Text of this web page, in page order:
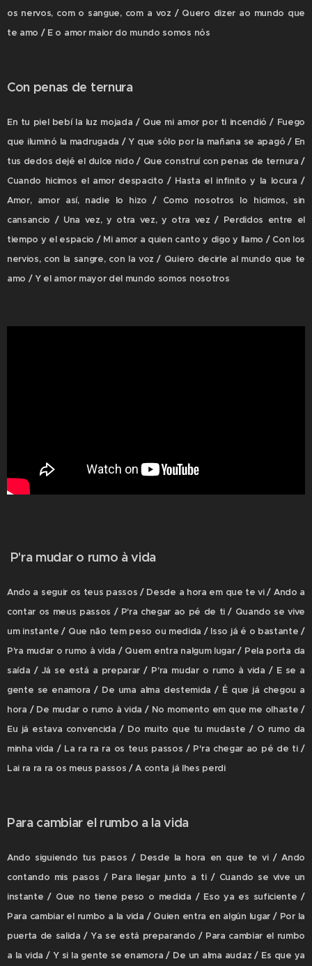
os nervos, com o sangue, com a voz / Quero dizer ao mundo que
te amo / E o amor maior do mundo somos nós
Con penas de ternura
En tu piel bebí la luz mojada / Que mi amor por ti incendió / Fuego
que iluminó la madrugada / Y que sólo por la mañana se apagó / En
tus dedos dejé el dulce nido / Que construí con penas de ternura /
Cuando hicimos el amor despacito / Hasta el infinito y la locura /
Amor, amor así, nadie lo hizo / Como nosotros lo hicimos, sin
cansancio / Una vez, y otra vez, y otra vez / Perdidos entre el
tiempo y el espacio / Mi amor a quien canto y digo y llamo / Con los
nervios, con la sangre, con la voz / Quiero decirle al mundo que te
amo / Y el amor mayor del mundo somos nosotros
P'ra mudar o rumo à vida
Ando a seguir os teus passos / Desde a hora em que te vi / Ando a
contar os meus passos / P'ra chegar ao pé de ti / Quando se vive
um instante / Que não tem peso ou medida / Isso já é o bastante /
P'ra mudar o rumo à vida / Quem entra nalgum lugar / Pela porta da
saída / Já se está a preparar / P'ra mudar o rumo à vida / E se a
gente se enamora / De uma alma destemida / É que já chegou a
hora / De mudar o rumo à vida / No momento em que me olhaste /
Eu já estava convencida / Do muito que tu mudaste / O rumo da
minha vida / La ra ra ra os teus passos / P'ra chegar ao pé de ti /
Lai ra ra ra os meus passos / A conta já lhes perdi
Para cambiar el rumbo a la vida
Ando siguiendo tus pasos / Desde la hora en que te vi / Ando
contando mis pasos / Para llegar junto a ti / Cuando se vive un
instante / Que no tiene peso o medida / Eso ya es suficiente /
Para cambiar el rumbo a la vida / Quien entra en algún lugar / Por la
puerta de salida / Ya se está preparando / Para cambiar el rumbo
a la vida / Y si la gente se enamora / De un alma audaz / Es que ya